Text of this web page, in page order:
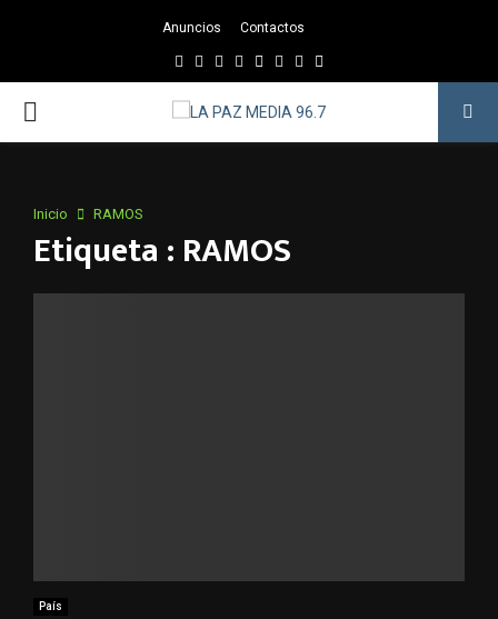
Anuncios Contactos
Facebook
TwitterInstagram
Youtube
EmailTwitchWhatsapp
PRIMARY
Inicio RAMOS
Etiqueta : RAMOS
País